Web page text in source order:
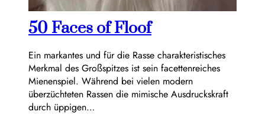
50 Faces of Floof
Ein markantes und für die Rasse charakteristisches
Merkmal des Großspitzes ist sein facettenreiches
Mienenspiel. Während bei vielen modern
überzüchteten Rassen die mimische Ausdruckskraft
durch üppigen…